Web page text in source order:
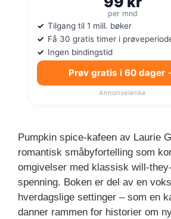
per mnd
Tilgang til 1 mill. bøker
Få 30 gratis timer i
Ingen bindingstid
Prøv gratis i 60 dager
Annonselenke
Pumpkin spice-kafeen av Laurie
romantisk småbyfortelling som
omgivelser med klassisk will-
spenning. Boken er del av en
hverdagslige settinger – som en
danner rammen for historier om